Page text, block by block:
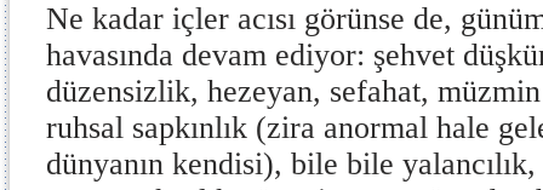
Ne kadar içler acısı görünse de,
havasında devam ediyor: şehvet
düzensizlik, hezeyan, sefahat,
ruhsal sapkınlık (zira anormal hale
dünyanın kendisi), bile bile